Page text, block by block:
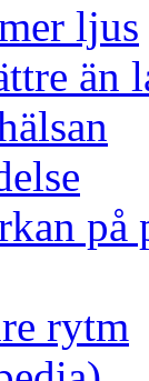
ljus
än
på
rytm